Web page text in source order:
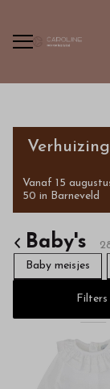
14 dagen
shopt
u
in
Vanaf 15
50 in Barneveld
Baby's
Baby meisjes
Filters